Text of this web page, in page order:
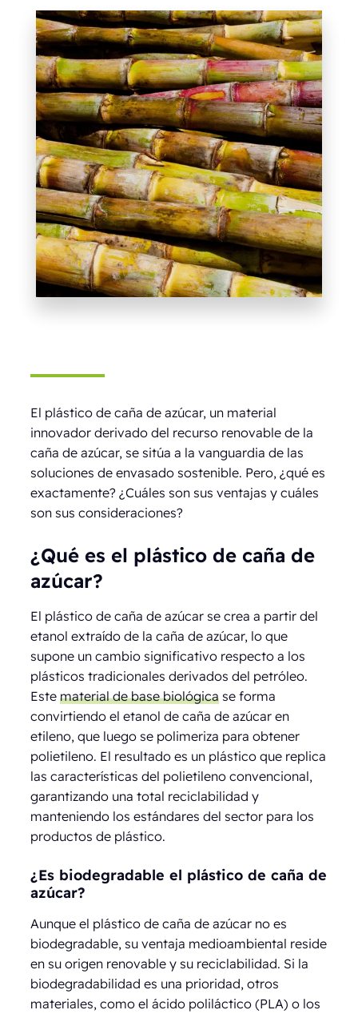
El plástico de caña de azúcar, un material
innovador derivado del recurso renovable de la
caña de azúcar, se sitúa a la vanguardia de las
soluciones de envasado sostenible. Pero, ¿qué es
exactamente? ¿Cuáles son sus ventajas y cuáles
son sus consideraciones?
¿Qué es el plástico de caña de
azúcar?
El plástico de caña de azúcar se crea a partir del
etanol extraído de la caña de azúcar, lo que
supone un cambio significativo respecto a los
plásticos tradicionales derivados del petróleo.
Estematerial de base biológica se forma
convirtiendo el etanol de caña de azúcar en
etileno, que luego se polimeriza para obtener
polietileno. El resultado es un plástico que replica
las características del polietileno convencional,
garantizando una total reciclabilidad y
manteniendo los estándares del sector para los
productos de plástico.
¿Es biodegradable el plástico de caña de
azúcar?
Aunque el plástico de caña de azúcar no es
biodegradable, su ventaja medioambiental reside
en su origen renovable y su reciclabilidad. Si la
biodegradabilidad es una prioridad, otros
materiales, como el ácido poliláctico (PLA) o los